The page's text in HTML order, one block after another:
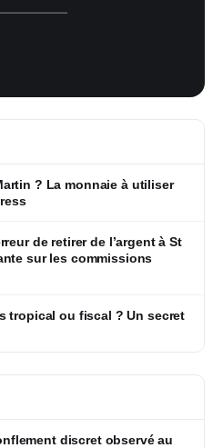
? La monnaie à utiliser
de retirer de l’argent à St
sur les commissions
tropical ou fiscal ? Un secret
discret observé au